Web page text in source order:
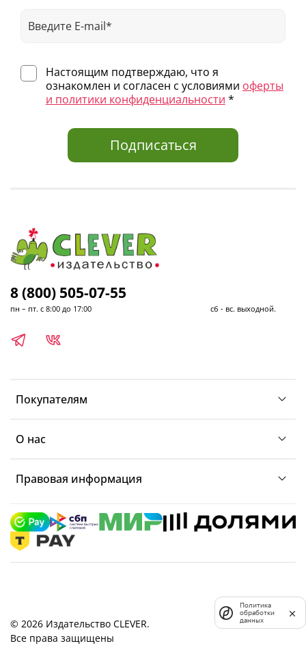
Настоящим подтверждаю, что я
ознакомлен и согласен с условиями оферты
и политики конфиденциальности *
Подписаться
Покупателям
О нас
Правовая информация
8 (800) 505-07-55
пн – пт. с 8:00 до 17:00 сб - вс. выходной.
© 2026 Издательство CLEVER.
Все права защищены
Политика
обработки
данных